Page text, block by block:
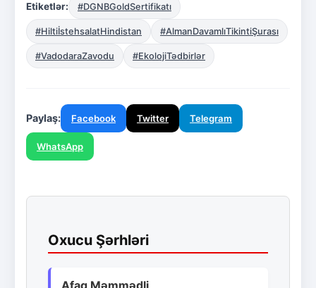
Etiketlər: #DGNBGoldSertifikatı
#HiltiİstehsalatHindistan #AlmanDavamlıTikintiŞurası
#VadodaraZavodu #EkolojiTədbirlər
Paylaş: Facebook Twitter Telegram
WhatsApp
Oxucu Şərhləri
Afaq Məmmədli